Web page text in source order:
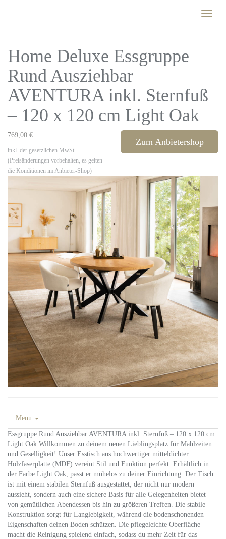
Toggle
Home Deluxe Essgruppe
Rund Ausziehbar
AVENTURA inkl. Sternfuß
– 120 x 120 cm Light Oak
769,00 €
inkl. der gesetzlichen MwSt.
(Preisänderungen vorbehalten, es gelten
die Konditionen im Anbieter-Shop)
Zum Anbietershop
Menu
Essgruppe Rund Ausziehbar AVENTURA inkl. Sternfuß – 120 x 120 cm
Light Oak Willkommen zu deinem neuen Lieblingsplatz für Mahlzeiten
und Geselligkeit! Unser Esstisch aus hochwertiger mitteldichter
Holzfaserplatte (MDF) vereint Stil und Funktion perfekt. Erhältlich in
der Farbe Light Oak, passt er mühelos zu deiner Einrichtung. Der Tisch
ist mit einem stabilen Sternfuß ausgestattet, der nicht nur modern
aussieht, sondern auch eine sichere Basis für alle Gelegenheiten bietet –
von gemütlichen Abendessen bis hin zu größeren Treffen. Die stabile
Konstruktion sorgt für Langlebigkeit, während die bodenschonenden
Eigenschaften deinen Boden schützen. Die pflegeleichte Oberfläche
macht die Reinigung spielend einfach, sodass du mehr Zeit für das